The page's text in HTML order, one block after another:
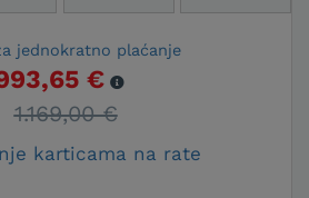
jednokratno plaćanje
€
1.169,00 €
karticama na rate